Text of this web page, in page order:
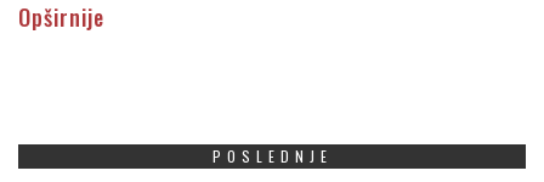
Opširnije
POSLEDNJE